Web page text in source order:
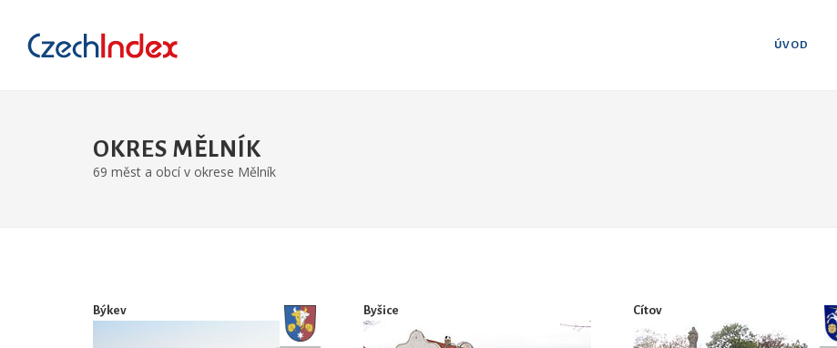
ÚVOD
OKRES MĚLNÍK
69 měst a obcí v okrese Mělník
Býkev Byšice Cítov